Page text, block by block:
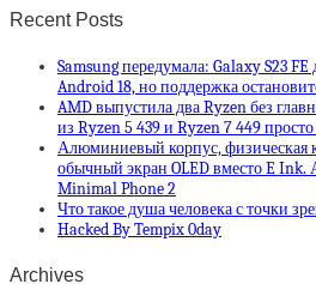
Recent Posts
Samsung передумала: Galaxy S23
Android 18, но поддержка
AMD выпустила два Ryzen без
из Ryzen 5 439 и Ryzen 7 449
Алюминиевый корпус, физическая
обычный экран OLED вместо E
Minimal Phone 2
Что такое душа человека с точки
Hacked By Tempix 0day
Archives